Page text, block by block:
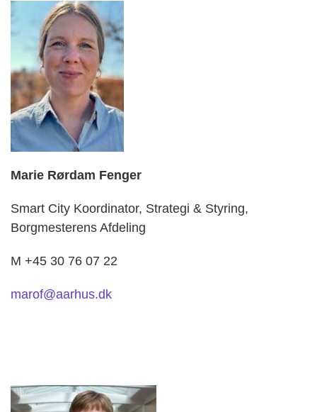
Marie Rørdam Fenger
Smart City Koordinator, Strategi & Styring,
Borgmesterens Afdeling
M +45 30 76 07 22
marof@aarhus.dk